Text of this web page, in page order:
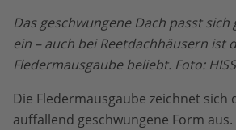
Das geschwungene Dach passt sich
ein – auch bei Reetdachhäusern ist
Fledermausgaube beliebt. Foto: HISS
Die Fledermausgaube zeichnet sich
auffallend geschwungene Form